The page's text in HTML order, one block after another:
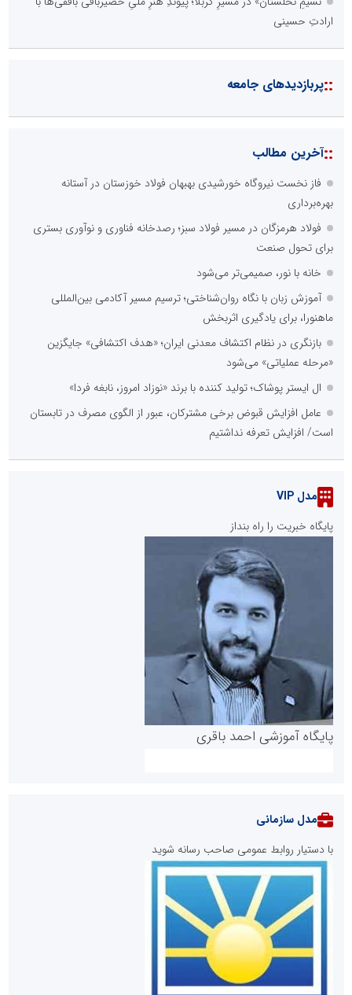
ارادتِ حسینی
::پربازدیدهای جامعه
::آخرین مطالب
فاز نخست نیروگاه خورشیدی بهبهان فولاد خوزستان در آستانه
بهره‌برداری
فولاد هرمزگان در مسیر فولاد سبز؛ رصدخانه فناوری و نوآوری بستری
برای تحول صنعت
خانه با نور، صمیمی‌تر می‌شود
آموزش زبان با نگاه روان‌شناختی؛ ترسیم مسیر آکادمی بین‌المللی
ماهنورا، برای یادگیری اثربخش
بازنگری در نظام اکتشاف معدنی ایران؛ «هدف اکتشافی» جایگزین
«مرحله عملیاتی» می‌شود
ال ایستر پوشاک؛ تولید کننده با برند «نوزاد امروز، نابغه فردا»
عامل افزایش قبوض برخی مشترکان، عبور از الگوی مصرف در تابستان
است/ افزایش تعرفه نداشتیم
مدل VIP
پایگاه خبریت را راه بنداز
پایگاه آموزشی احمد باقری
روابط عمومی خبرگزاری گزارش خبر
مدل سازمانی
با دستیار روابط عمومی صاحب رسانه شوید